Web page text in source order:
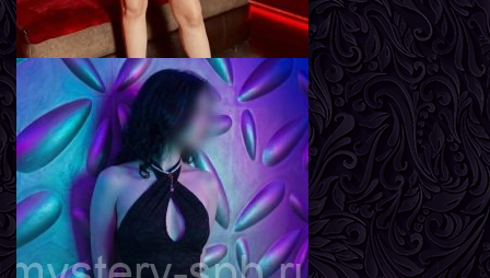
Вика
Возраст 26
Рост
162 см
Вес
57 кг
Грудь
3-й